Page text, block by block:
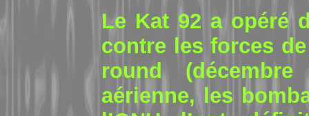
Le Kat 92 a opéré
contre les forces
round
aérienne, les